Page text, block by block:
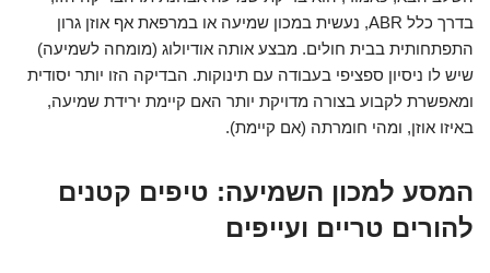
בדרך כלל ABR, נעשית במכון שמיעה או במרפאת אף אוזן גרון
התפתחותית בבית חולים. מבצע אותה אודיולוג (מומחה לשמיעה)
שיש לו ניסיון ספציפי בעבודה עם תינוקות. הבדיקה הזו יותר יסודית
ומאפשרת לקבוע בצורה מדויקת יותר האם קיימת ירידת שמיעה,
באיזו אוזן, ומהי חומרתה (אם קיימת).
המסע למכון השמיעה: טיפים קטנים
להורים טריים ועייפים